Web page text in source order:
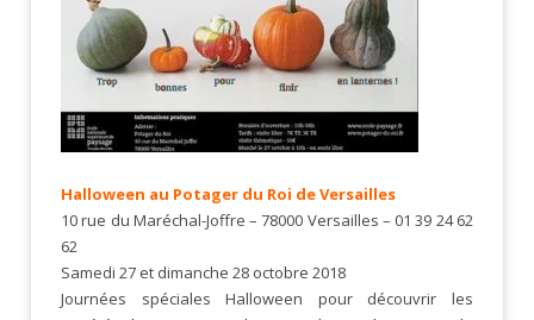
Halloween au Potager du Roi de Versailles
10 rue du Maréchal-Joffre – 78000 Versailles – 01 39 24 62
62
Samedi 27 et dimanche 28 octobre 2018
Journées spéciales Halloween pour découvrir les